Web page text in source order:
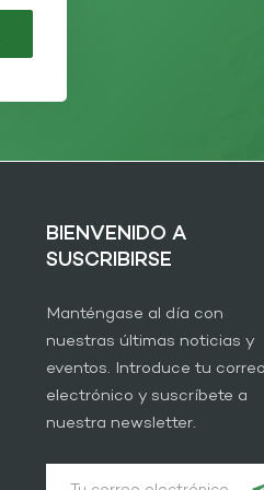
BIENVENIDO A
SUSCRIBIRSE
Manténgase al día con
nuestras últimas noticias y
eventos. Introduce tu
electrónico y suscríbete a
nuestra newsletter.